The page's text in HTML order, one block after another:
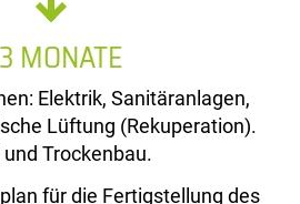
MONATE
Elektrik, Sanitäranlagen,
Lüftung (Rekuperation).
Trockenbau.
für die Fertigstellung des